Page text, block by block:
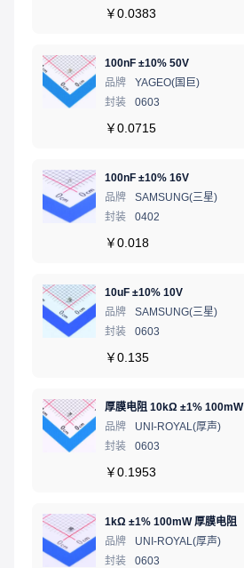
￥0.0383
100nF ±10% 50V
品牌
YAGEO(国巨)
封装
0603
￥0.0715
100nF ±10% 16V
品牌
SAMSUNG(三星)
封装
0402
￥0.018
10uF ±10% 10V
品牌
SAMSUNG(三星)
封装
0603
￥0.135
厚膜电阻 10kΩ ±1% 100mW
品牌
UNI-ROYAL(厚声)
封装
0603
￥0.1953
1kΩ ±1% 100mW 厚膜电阻
品牌
UNI-ROYAL(厚声)
封装
0603